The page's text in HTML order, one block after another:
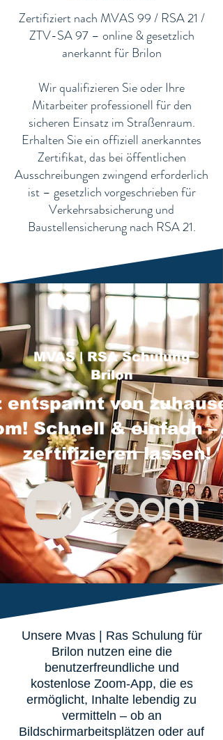
​Zertifiziert nach MVAS 99 / RSA 21 /
ZTV-SA 97 – online & gesetzlich
anerkannt für Brilon
Wir qualifizieren Sie oder Ihre
Mitarbeiter professionell für den
sicheren Einsatz im Straßenraum.
Erhalten Sie ein offiziell anerkanntes
Zertifikat, das bei öffentlichen
Ausschreibungen zwingend erforderlich
ist – gesetzlich vorgeschrieben für
Verkehrsabsicherung und
Baustellensicherung nach RSA 21.
MVAS | RSA Schulung
Brilon
entspannt von
Schnell & einfach –
zertifizieren lassen!
Unsere Mvas | Ras Schulung für
Brilon nutzen eine die
benutzerfreundliche und
kostenlose Zoom-App, die es
ermöglicht, Inhalte lebendig zu
vermitteln – ob an
Bildschirmarbeitsplätzen oder auf